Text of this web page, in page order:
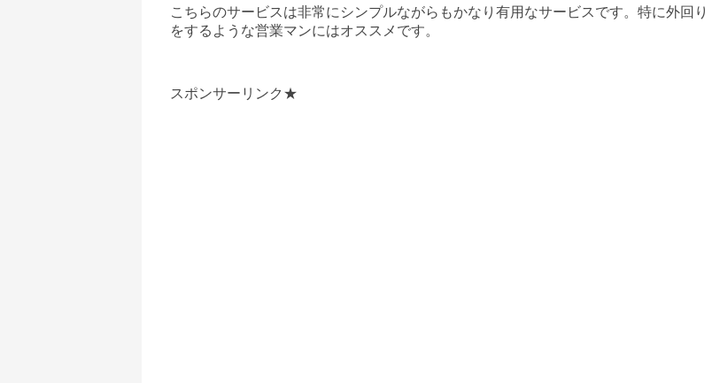
こちらのサービスは非常にシンプルながらもかなり有用なサービスです。特に外回り
をするような営業マンにはオススメです。
スポンサーリンク★